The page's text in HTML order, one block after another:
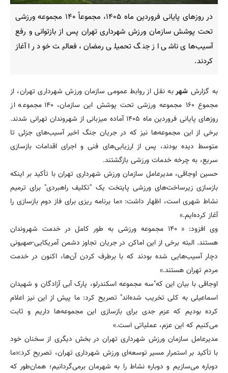
در روزهای پایانی فروردین ماه ۱۴۰۵، مجموعاً ۱۴۰ مجموعه ورزشی
تحت پوشش سازمان ورزش شهرداری تهران پس از بازتوانی و رفع
آسیب‌های ناشی از جنگ تحمیلی رمضان، فعالیت خود را آغاز
کردند.
به گزارش شهربه نقل از روابط عمومی سازمان ورزش شهرداری تهران، از
مجموع ۱۶۰ مجموعه ورزشی تحت پوشش این سازمان، ۱۴۰ مجموعه از
روزهای پایانی فروردین ماه ۱۴۰۵ آماده میزبانی از شهروندان تهرانی شدند.
برخی از این مجموعه‌ها نیز که در جریان جنگ اخیر آسیب‌های جزئی تا
متوسط دیده بودند، پس از ارزیابی‌های فنی و اجرای اقدامات بازسازی
سریع، به چرخه خدمات ورزشی بازگشتند.
حسین اوجاقی، مدیرعامل سازمان ورزش شهرداری تهران با تأکید بر اینکه
بازسازی زیرساخت‌های ورزشی پایتخت یک "تکلیف راهبردی" برای ترمیم
نشاط شهری است، اظهار داشت: «ما برنامه ریزی برای فاز دوم بازسازی را
آغاز کرده‌ایم.»
وی افزود: « ۱۴۰ مجموعه ورزشی به طور کامل در خدمت شهروندان
هستند. البته برخی از این اماکن در جریان تجاوز دشمن آمریکایی-صهیونی
دچار آسیب‌هایی شده بودند که با برطرف کردن آن‌ها، اکنون در خدمت
مردم تهران هستند.»
اوجاقی با بیان این که"سه مجموعه اسکندرلو، پارک آبی آزادگان و شهیدان
اسماعیلی به کلی تخریب شده‌اند" تصریح کرد: ما پیش از این نیز اعلام
کرده بودیم که عزم جدی برای بازسازی این مجموعه‌ها داریم و ثابت
می‌کنیم که این عزم، عملیاتی است.»
مدیرعامل سازمان ورزش شهرداری تهران در بخش دیگری از سخنان خود
با تأکید بر استمرار مسیر توسعه‌ای ورزش شهرداری تهران، تصریح کرد:«ما
دوباره می‌سازیم و دوباره نشاط را به شهرمان برمی‌گردانیم؛ همان‌طور که